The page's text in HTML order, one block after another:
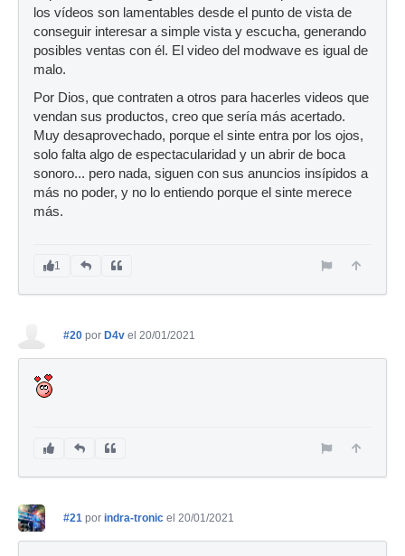
los vídeos son lamentables desde el punto de vista de
conseguir interesar a simple vista y escucha, generando
posibles ventas con él. El video del modwave es igual de
malo.
Por Dios, que contraten a otros para hacerles videos que
vendan sus productos, creo que sería más acertado.
Muy desaprovechado, porque el sinte entra por los ojos,
solo falta algo de espectacularidad y un abrir de boca
sonoro... pero nada, siguen con sus anuncios insípidos a
más no poder, y no lo entiendo porque el sinte merece
más.
1
#20 por D4v el 20/01/2021
#21 por indra-tronic el 20/01/2021